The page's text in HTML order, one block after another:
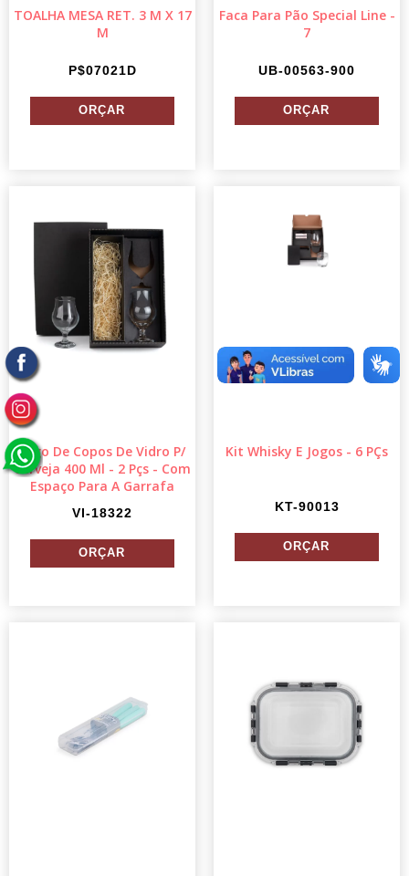
TOALHA MESA RET. 3 M X 17
M
P$07021D
Faca Para Pão Special Line -
7
UB-00563-900
Jogo De Copos De Vidro P/
Cerveja 400 Ml - 2 Pçs - Com
Espaço Para A Garrafa
VI-18322
Kit Whisky E Jogos - 6 PÇs
KT-90013